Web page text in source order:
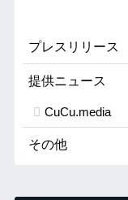
プレスリリース
提供ニュース
CuCu.media
その他